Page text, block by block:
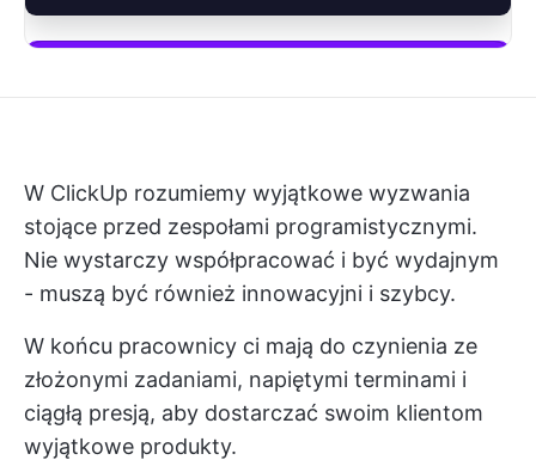
W ClickUp rozumiemy wyjątkowe wyzwania
stojące przed zespołami programistycznymi.
Nie wystarczy współpracować i być wydajnym
- muszą być również innowacyjni i szybcy.
W końcu pracownicy ci mają do czynienia ze
złożonymi zadaniami, napiętymi terminami i
ciągłą presją, aby dostarczać swoim klientom
wyjątkowe produkty.